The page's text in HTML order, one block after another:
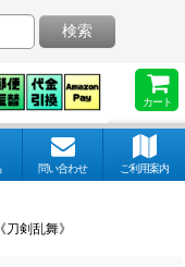
カート
検索
問い合わせ ご利用案内
剣乱舞》